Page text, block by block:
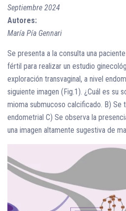
Septiembre 2024
Autores:
María Pía Gennari
Se presenta a la consulta una
fértil para realizar un estudio
exploración transvaginal, a nivel
siguiente imagen (Fig.1). ¿Cuál es su
mioma submucoso calcificado. B) Se
endometrial C) Se observa la
una imagen altamente sugestiva de